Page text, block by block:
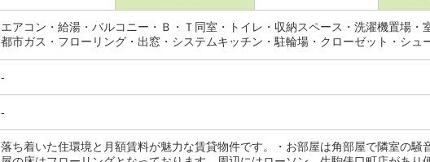
エアコン・給湯・バルコニー・Ｂ・Ｔ同室・トイレ・収納スペース・洗濯機置場・
都市ガス・フローリング・出窓・システムキッチン・駐輪場・クローゼット・シュ
-
-
落ち着いた住環境と月額賃料が魅力な賃貸物件です。・お部屋は角部屋で隣室の騒